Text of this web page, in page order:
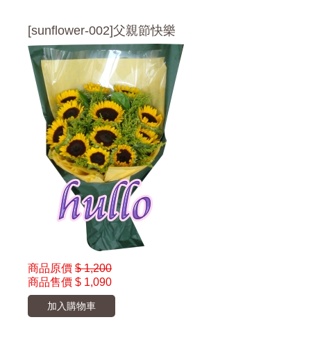
[sunflower-002]父親節快樂
商品原價 $ 1,200
商品售價 $ 1,090
加入購物車